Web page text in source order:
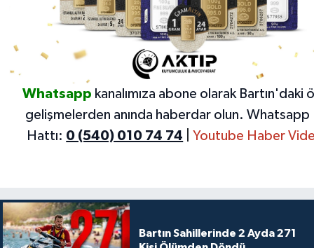
Whatsapp kanalımıza abone olarak Bartın'daki
gelişmelerden anında haberdar olun. Whatsapp
Hattı: 0 (540) 010 74 74 Youtube Haber
Bartın Sahillerinde 2 Ayda 271